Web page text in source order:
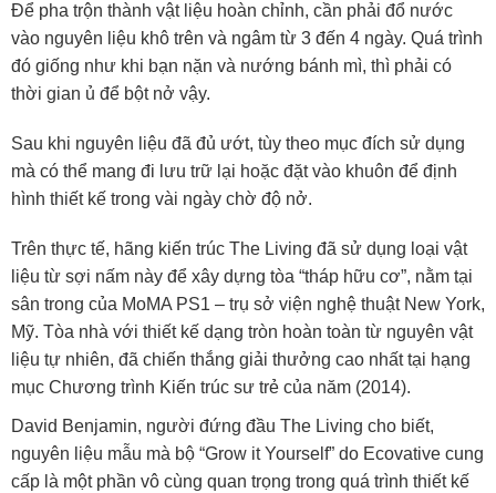
Để pha trộn thành vật liệu hoàn chỉnh, cần phải đổ nước
vào nguyên liệu khô trên và ngâm từ 3 đến 4 ngày. Quá trình
đó giống như khi bạn nặn và nướng bánh mì, thì phải có
thời gian ủ để bột nở vậy.
Sau khi nguyên liệu đã đủ ướt, tùy theo mục đích sử dụng
mà có thể mang đi lưu trữ lại hoặc đặt vào khuôn để định
hình thiết kế trong vài ngày chờ độ nở.
Trên thực tế, hãng kiến trúc The Living đã sử dụng loại vật
liệu từ sợi nấm này để xây dựng tòa “tháp hữu cơ”, nằm tại
sân trong của MoMA PS1 – trụ sở viện nghệ thuật New York,
Mỹ. Tòa nhà với thiết kế dạng tròn hoàn toàn từ nguyên vật
liệu tự nhiên, đã chiến thắng giải thưởng cao nhất tại hạng
mục Chương trình Kiến trúc sư trẻ của năm (2014).
David Benjamin, người đứng đầu The Living cho biết,
nguyên liệu mẫu mà bộ “Grow it Yourself” do Ecovative cung
cấp là một phần vô cùng quan trọng trong quá trình thiết kế